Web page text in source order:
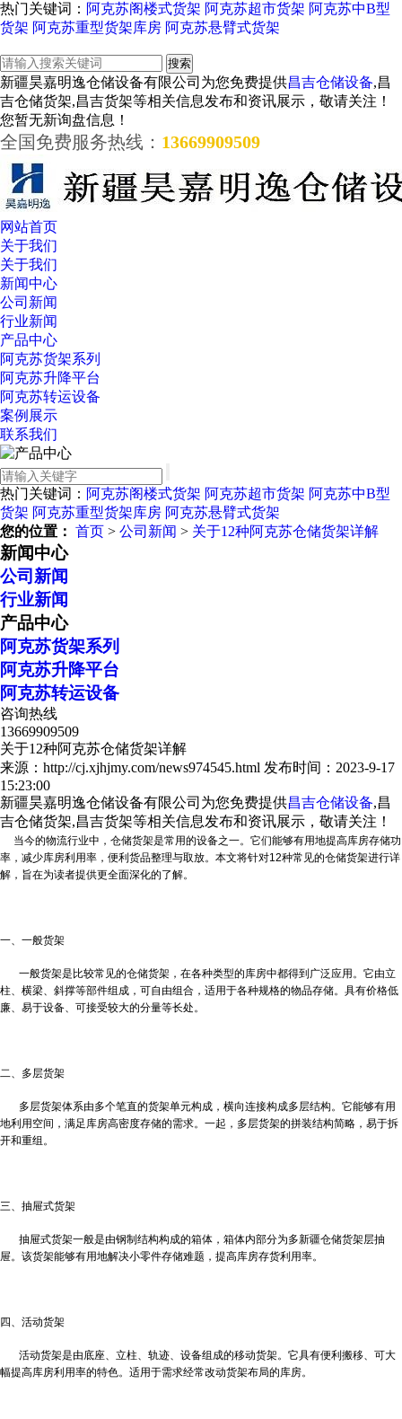
热门关键词： 阿克苏阁楼式货架 阿克苏超市货架 阿克苏中B型
货架 阿克苏重型货架库房 阿克苏悬臂式货架
新疆昊嘉明逸仓储设备有限公司为您免费提供昌吉仓储设备,昌
吉仓储货架,昌吉货架等相关信息发布和资讯展示，敬请关注！
您暂无新询盘信息！
全国免费服务热线： 13669909509
网站首页
关于我们
关于我们
新闻中心
公司新闻
行业新闻
产品中心
阿克苏货架系列
阿克苏升降平台
阿克苏转运设备
案例展示
联系我们
热门关键词： 阿克苏阁楼式货架 阿克苏超市货架 阿克苏中B型
货架 阿克苏重型货架库房 阿克苏悬臂式货架
您的位置： 首页 > 公司新闻 > 关于12种阿克苏仓储货架详解
新闻中心
公司新闻
行业新闻
产品中心
阿克苏货架系列
阿克苏升降平台
阿克苏转运设备
咨询热线
13669909509
关于12种阿克苏仓储货架详解
来源：http://cj.xjhjmy.com/news974545.html 发布时间：2023-9-17
15:23:00
新疆昊嘉明逸仓储设备有限公司为您免费提供昌吉仓储设备,昌
吉仓储货架,昌吉货架等相关信息发布和资讯展示，敬请关注！
当今的物流行业中，仓储货架是常用的设备之一。它们能够有用地提高库房存储功
率，减少库房利用率，便利货品整理与取放。本文将针对12种常见的仓储货架进行详
解，旨在为读者提供更全面深化的了解。
一、一般货架
一般货架是比较常见的仓储货架，在各种类型的库房中都得到广泛应用。它由立
柱、横梁、斜撑等部件组成，可自由组合，适用于各种规格的物品存储。具有价格低
廉、易于设备、可接受较大的分量等长处。
二、多层货架
多层货架体系由多个笔直的货架单元构成，横向连接构成多层结构。它能够有用
地利用空间，满足库房高密度存储的需求。一起，多层货架的拼装结构简略，易于拆
开和重组。
三、抽屉式货架
抽屉式货架一般是由钢制结构构成的箱体，箱体内部分为多新疆仓储货架层抽
屉。该货架能够有用地解决小零件存储难题，提高库房存货利用率。
四、活动货架
活动货架是由底座、立柱、轨迹、设备组成的移动货架。它具有便利搬移、可大
幅提高库房利用率的特色。适用于需求经常改动货架布局的库房。